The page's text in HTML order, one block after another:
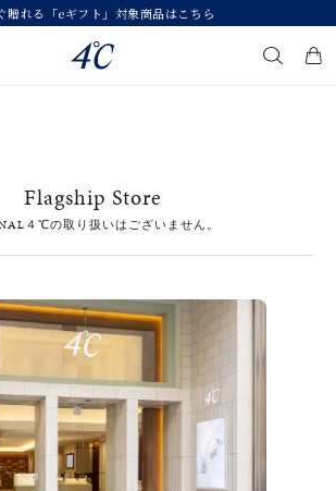
贈れる「eギフト」対象商品はこちら
#ダイヤモンド ネックレス
すべてのジュエリー
Flagship Store
４℃の取り扱いはございません。